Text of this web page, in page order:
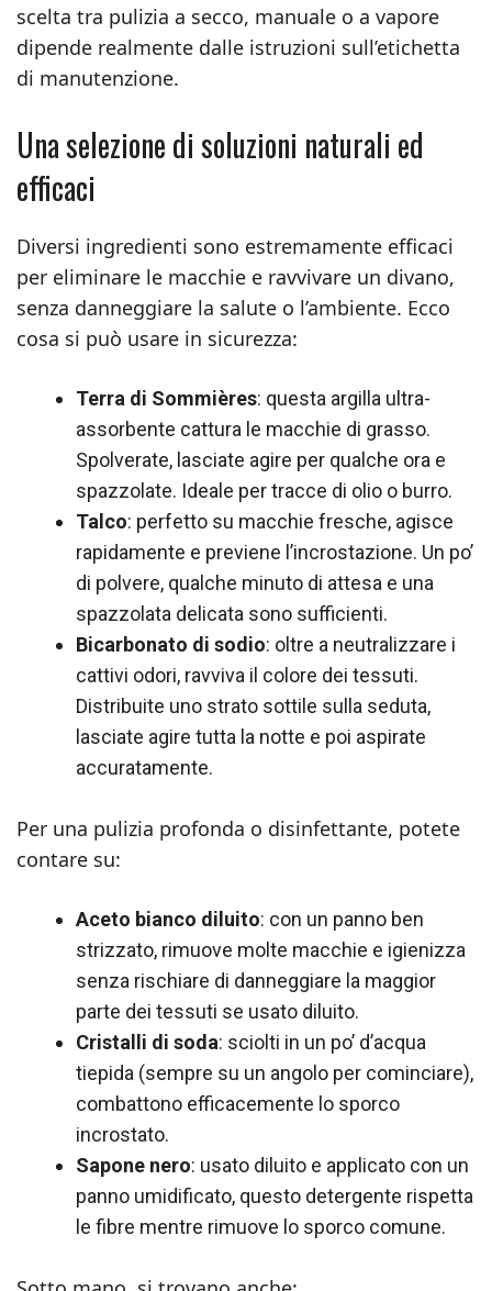
scelta tra pulizia a secco, manuale o a vapore
dipende realmente dalle istruzioni sull’etichetta
di manutenzione.
Una selezione di soluzioni naturali ed
efficaci
Diversi ingredienti sono estremamente efficaci
per eliminare le macchie e ravvivare un divano,
senza danneggiare la salute o l’ambiente. Ecco
cosa si può usare in sicurezza:
Terra di Sommières: questa argilla ultra-
assorbente cattura le macchie di grasso.
Spolverate, lasciate agire per qualche ora e
spazzolate. Ideale per tracce di olio o burro.
Talco: perfetto su macchie fresche, agisce
rapidamente e previene l’incrostazione. Un po’
di polvere, qualche minuto di attesa e una
spazzolata delicata sono sufficienti.
Bicarbonato di sodio: oltre a neutralizzare i
cattivi odori, ravviva il colore dei tessuti.
Distribuite uno strato sottile sulla seduta,
lasciate agire tutta la notte e poi aspirate
accuratamente.
Per una pulizia profonda o disinfettante, potete
contare su:
Aceto bianco diluito: con un panno ben
strizzato, rimuove molte macchie e igienizza
senza rischiare di danneggiare la maggior
parte dei tessuti se usato diluito.
Cristalli di soda: sciolti in un po’ d’acqua
tiepida (sempre su un angolo per cominciare),
combattono efficacemente lo sporco
incrostato.
Sapone nero: usato diluito e applicato con un
panno umidificato, questo detergente rispetta
le fibre mentre rimuove lo sporco comune.